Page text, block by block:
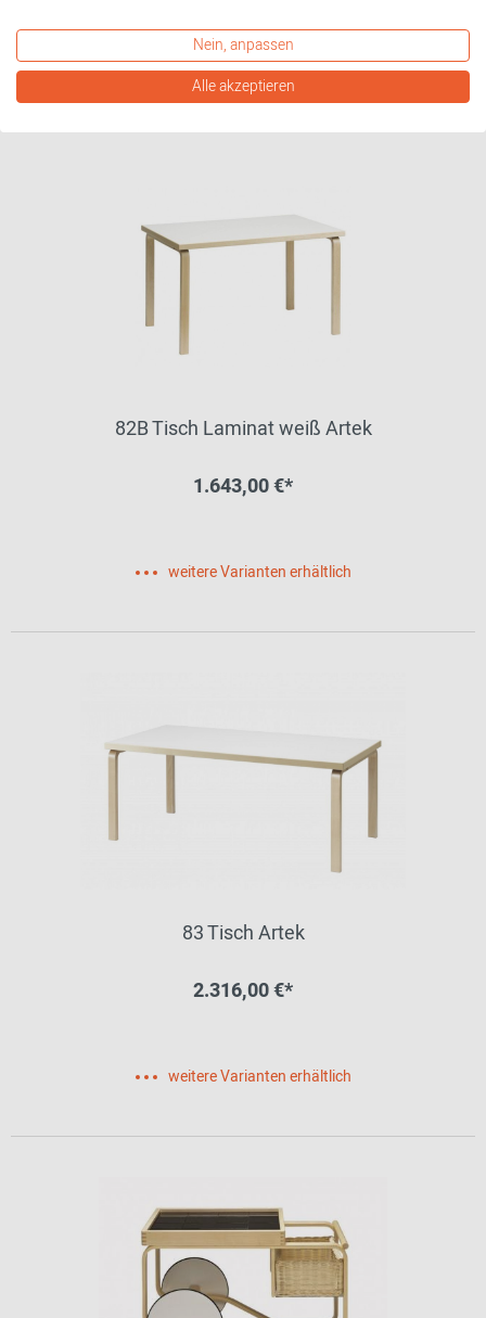
weitere Varianten erhältlich
82B Tisch Laminat weiß Artek
1.643,00 €*
weitere Varianten erhältlich
83 Tisch Artek
2.316,00 €*
weitere Varianten erhältlich
Nein, anpassen
Alle akzeptieren